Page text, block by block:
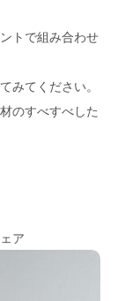
トで組み合わせ
みてください。
のすべすべした
ア